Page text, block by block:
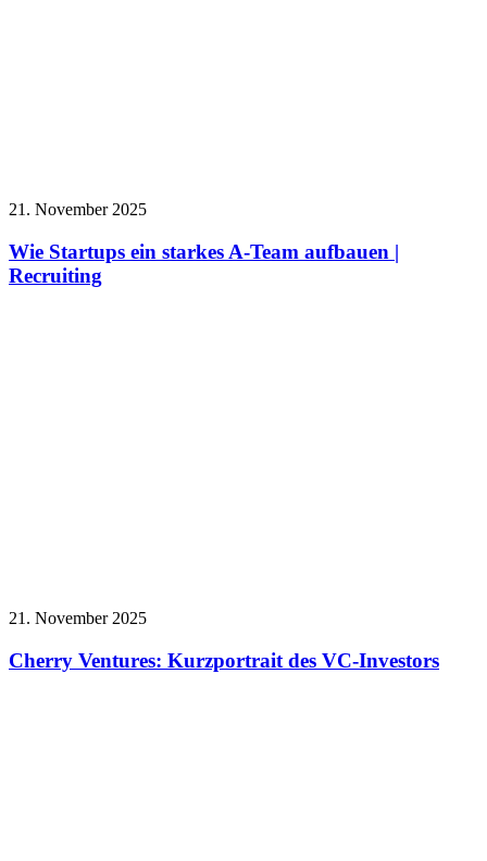
21. November 2025
Wie Startups ein starkes A-Team aufbauen |
Recruiting
21. November 2025
Cherry Ventures: Kurzportrait des VC-Investors